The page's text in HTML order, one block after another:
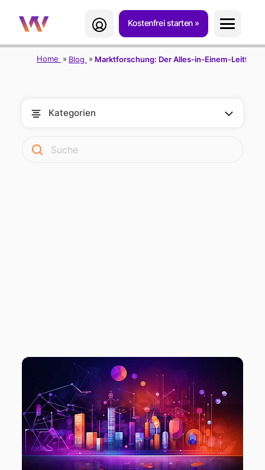
Kostenfrei starten
Home Blog Marktforschung: Der Alles-in-Einem-
Kategorien